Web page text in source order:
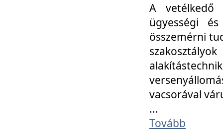
A vetélkedő
ügyességi
összemérni
vacsorával
...
Tovább